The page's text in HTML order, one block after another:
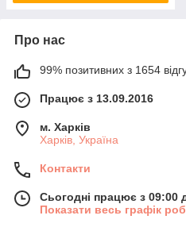
Про нас
99% позитивних з 1654
Працює з 13.09.2016
м. Харків
Харків, Україна
Контакти
Сьогодні працює з 09:00
Показати весь графік